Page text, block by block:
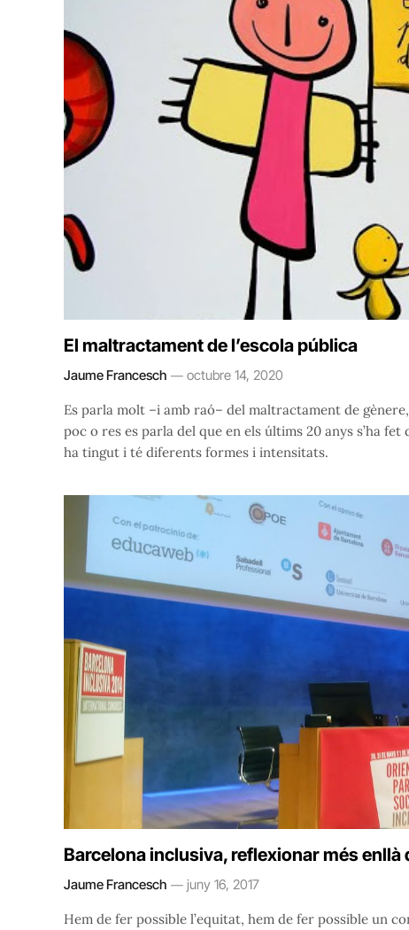
El maltractament de l’escola pública
Jaume Francesch octubre 14, 2020
Es parla molt –i amb raó– del maltractament de
poc o res es parla del que en els últims 20 anys s’ha
ha tingut i té diferents formes i intensitats.
Barcelona inclusiva, reflexionar més enllà
Jaume Francesch juny 16, 2017
Hem de fer possible l’equitat, hem de fer possible un